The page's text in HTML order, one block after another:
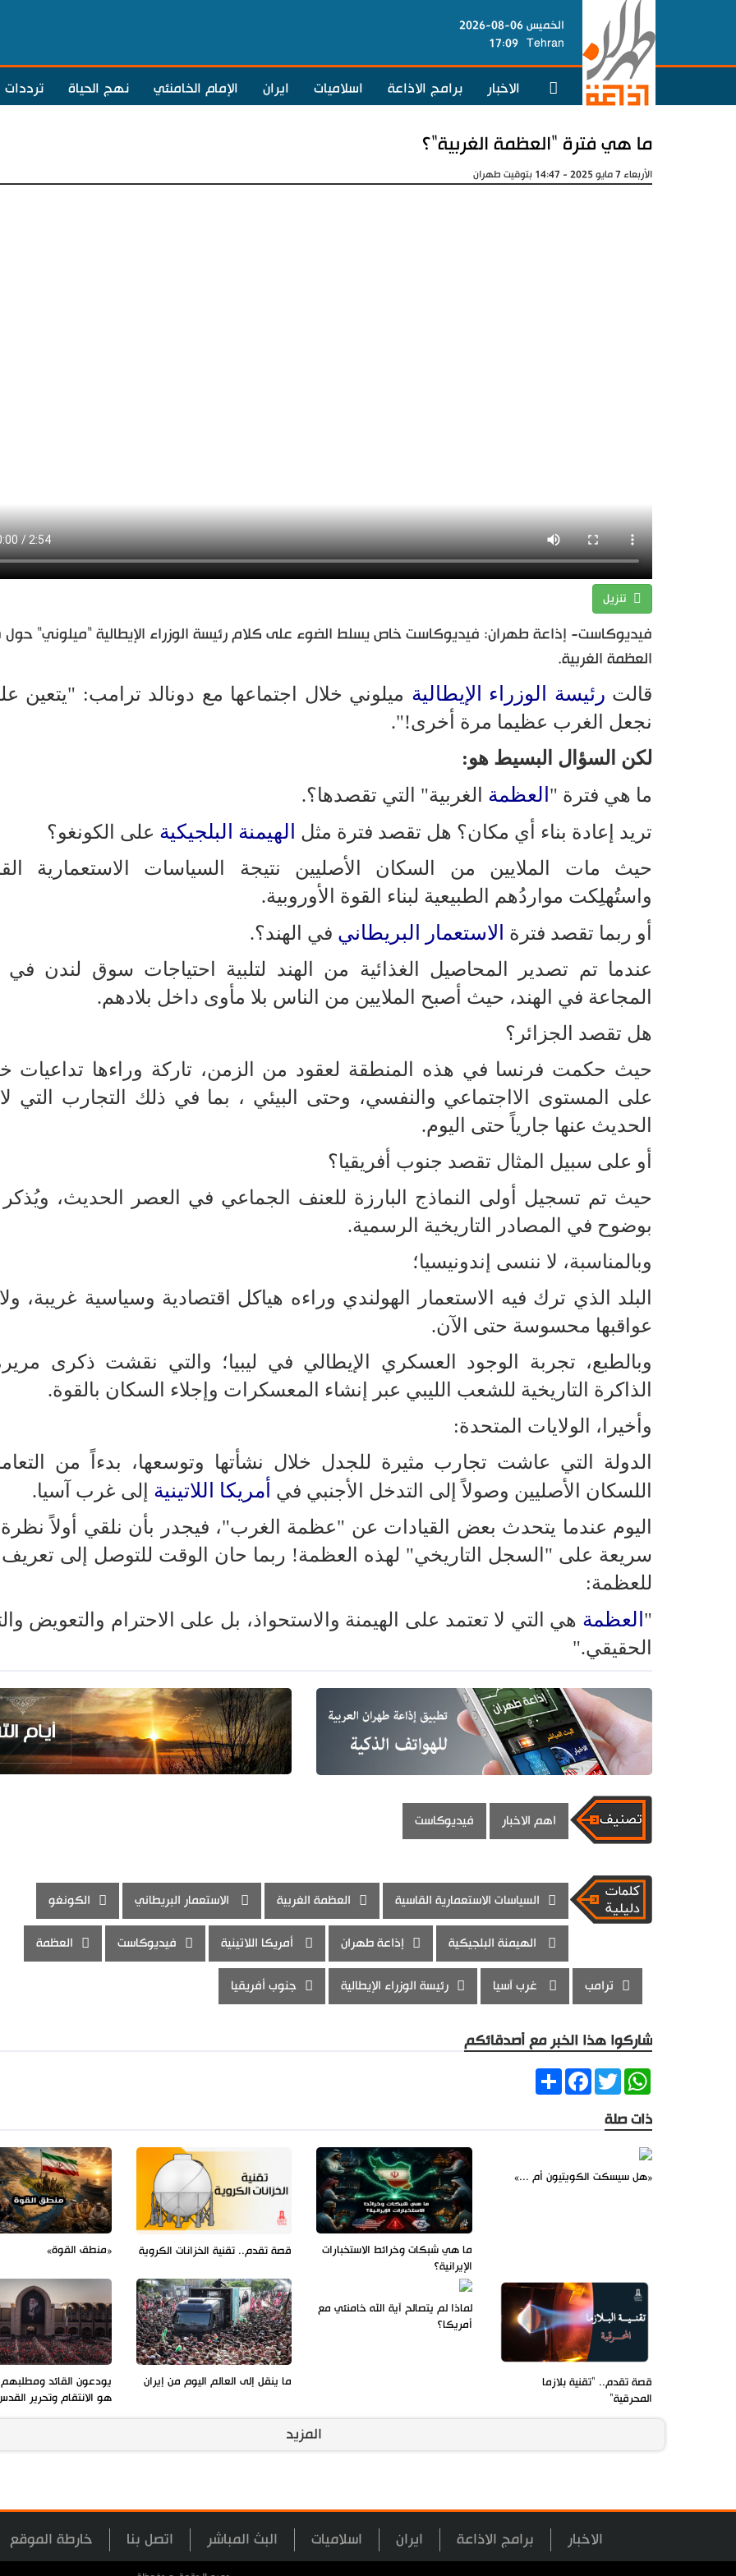
الخميس 06-08-2026
Tehran
17:09
الاخبار برامج الاذاعة اسلاميات ايران الإمام الخامنئي نهج الحياة ترددات
ما هي فترة "العظمة الغربية"؟
الأربعاء 7 مايو 2025 - 14:47 بتوقيت طهران
تنزيل
فيديوكاست- إذاعة طهران: فيديوكاست خاص يسلط الضوء على كلام رئيسة الوزراء الإيطالية "ميلوني" حول
العظمة الغربية.
قالت رئيسة الوزراء الإيطالية ميلوني خلال اجتماعها مع دونالد ترامب: "يتعين
نجعل الغرب عظيما مرة أخرى!".
لكن السؤال البسيط هو:
ما هي فترة " العظمة الغربية" التي تقصدها؟.
تريد إعادة بناء أي مكان؟ هل تقصد فترة مثل الهيمنة البلجيكية على الكونغو؟
حيث مات الملايين من السكان الأصليين نتيجة السياسات الاستعمارية
واستُهلِكت مواردُهم الطبيعية لبناء القوة الأوروبية.
أو ربما تقصد فترة الاستعمار البريطاني في الهند؟.
عندما تم تصدير المحاصيل الغذائية من الهند لتلبية احتياجات سوق لندن
المجاعة في الهند، حيث أصبح الملايين من الناس بلا مأوى داخل بلادهم.
هل تقصد الجزائر؟
حيث حكمت فرنسا في هذه المنطقة لعقود من الزمن، تاركة وراءها تداعيات
على المستوى الااجتماعي والنفسي، وحتى البيئي ، بما في ذلك التجارب التي
الحديث عنها جارياً حتى اليوم.
أو على سبيل المثال تقصد جنوب أفريقيا؟
حيث تم تسجيل أولى النماذج البارزة للعنف الجماعي في العصر الحديث، ويُذكر
بوضوح في المصادر التاريخية الرسمية.
وبالمناسبة، لا ننسى إندونيسيا؛
البلد الذي ترك فيه الاستعمار الهولندي وراءه هياكل اقتصادية وسياسية غريبة،
عواقبها محسوسة حتى الآن.
وبالطبع، تجربة الوجود العسكري الإيطالي في ليبيا؛ والتي نقشت ذكرى
الذاكرة التاريخية للشعب الليبي عبر إنشاء المعسكرات وإجلاء السكان بالقوة.
وأخيرا، الولايات المتحدة:
الدولة التي عاشت تجارب مثيرة للجدل خلال نشأتها وتوسعها، بدءاً من
اللسكان الأصليين وصولاً إلى التدخل الأجنبي في أمريكا اللاتينية إلى غرب آسيا.
اليوم عندما يتحدث بعض القيادات عن "عظمة الغرب"، فيجدر بأن نلقي أولاً
سريعة على "السجل التاريخي" لهذه العظمة! ربما حان الوقت للتوصل إلى
للعظمة:
" العظمة هي التي لا تعتمد على الهيمنة والاستحواذ، بل على الاحترام والتعويض
الحقيقي."
اهم الاخبار فيديوكاست
السياسات الاستعمارية القاسية العظمة الغربية الاستعمار البريطاني الكونغو
الهيمنة البلجيكية إذاعة طهران أمريكا اللاتينية فيديوكاست العظمة
ترامب غرب آسيا رئيسة الوزراء الإيطالية جنوب أفريقيا
شاركوا هذا الخبر مع أصدقائكم
ShareFacebookTwitter
WhatsApp
ذات صلة
«هل سيسكت الكويتيون أم ...»
ما هي شبكات وخرائط الاستخبارات
الإيرانية؟
قصة تقدم.. تقنية الخزانات الكروية «منطق القوة»
قصة تقدم.. "تقنية بلازما
المحرقية"
لماذا لم يتصالح آية الله خامنئي مع
أمريكا؟
ما ينقل إلى العالم اليوم من إيران
يودعون القائد ومطلبهم
هو الانتقام وتحرير
المزيد
الاخبار برامج الاذاعة ايران اسلاميات البث المباشر اتصل بنا خارطة الموقع